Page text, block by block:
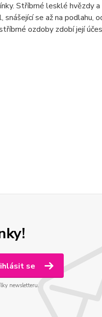
Stříbrné lesklé hvězdy
se až na podlahu,
ozdoby zdobí její
se
newsletteru.